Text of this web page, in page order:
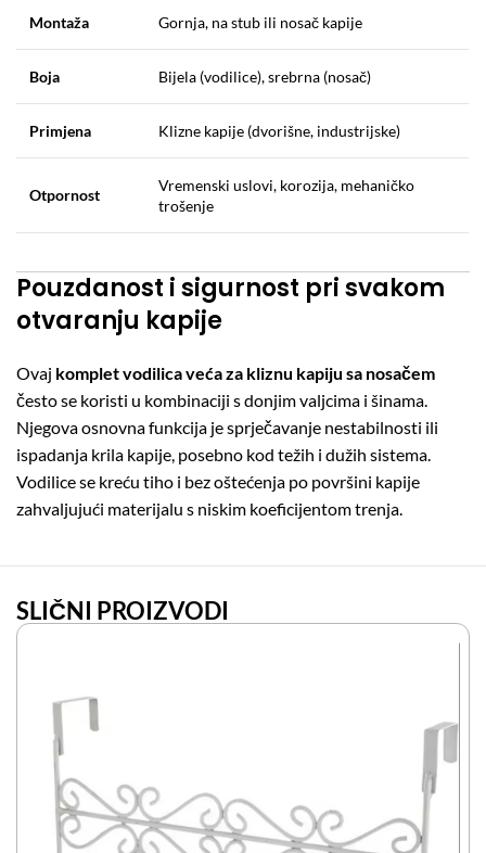
Montaža Gornja, na stub ili nosač kapije
Boja Bijela (vodilice), srebrna (nosač)
Primjena Klizne kapije (dvorišne, industrijske)
Otpornost
Vremenski uslovi, korozija, mehaničko
trošenje
Pouzdanost i sigurnost pri svakom
otvaranju kapije
Ovaj komplet vodilica veća za kliznu kapiju sa nosačem
često se koristi u kombinaciji s donjim valjcima i šinama.
Njegova osnovna funkcija je sprječavanje nestabilnosti ili
ispadanja krila kapije, posebno kod težih i dužih sistema.
Vodilice se kreću tiho i bez oštećenja po površini kapije
zahvaljujući materijalu s niskim koeficijentom trenja.
SLIČNI PROIZVODI